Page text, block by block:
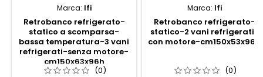
Marca: Ifi
Retrobanco refrigerato-
statico a scomparsa-
bassa temperatura-3 vani
refrigerati-senza motore-
cm150x63x96h
(0)
Marca: Ifi
Retrobanco refrigerato-
statico-2 vani refrigerati-
con motore-cm150x53x96h
(0)